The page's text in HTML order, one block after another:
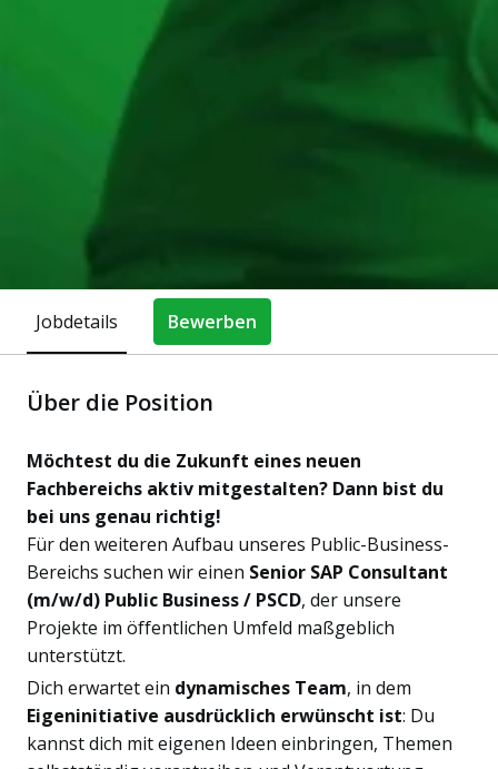
Jobdetails Bewerben
Über die Position
Möchtest du die Zukunft eines neuen
Fachbereichs aktiv mitgestalten? Dann bist du
bei uns genau richtig!
Für den weiteren Aufbau unseres Public-Business-
Bereichs suchen wir einen Senior SAP Consultant
(m/w/d) Public Business / PSCD, der unsere
Projekte im öffentlichen Umfeld maßgeblich
unterstützt.
Dich erwartet ein dynamisches Team, in dem
Eigeninitiative ausdrücklich erwünscht ist: Du
kannst dich mit eigenen Ideen einbringen, Themen